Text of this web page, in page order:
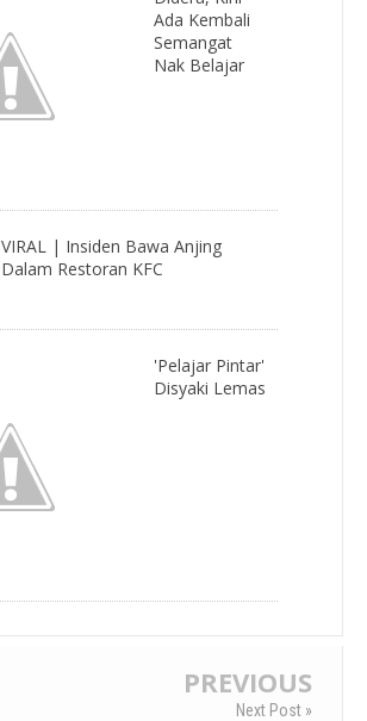
Ada Kembali
Semangat
Nak Belajar
VIRAL | Insiden Bawa Anjing
Dalam Restoran KFC
'Pelajar Pintar'
Disyaki Lemas
PREVIOUS
Next Post »